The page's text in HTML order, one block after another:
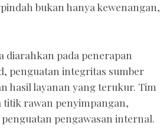
bukan hanya kewenangan,
diarahkan pada penerapan
penguatan integritas sumber
hasil layanan yang terukur. Tim
titik rawan penyimpangan,
pengawasan internal.